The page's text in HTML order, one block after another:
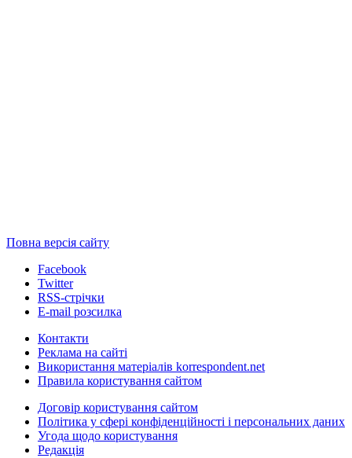
Повна версія сайту
Facebook
Twitter
RSS-стрічки
E-mail розсилка
Контакти
Реклама на сайті
Використання матеріалів korrespondent.net
Правила користування сайтом
Договір користування сайтом
Політика у сфері конфіденційності і персональних даних
Угода щодо користування
Редакція